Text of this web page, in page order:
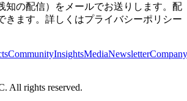
知の配信）をメールでお送りします。配
きます。詳しくはプライバシーポリシー
CommunityInsightsMediaNewsletterCompany
All rights reserved.